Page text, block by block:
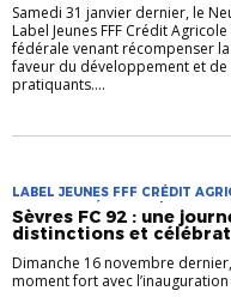
Samedi 31 janvier dernier, le
Label Jeunes FFF Crédit
fédérale venant récompenser
faveur du développement et
pratiquants....
LABEL JEUNES FFF CRÉDIT
AGRICOLE FÉMININES | VIE DES
Sèvres FC 92 : une
distinctions et
Dimanche 16 novembre
moment fort avec l’inauguration